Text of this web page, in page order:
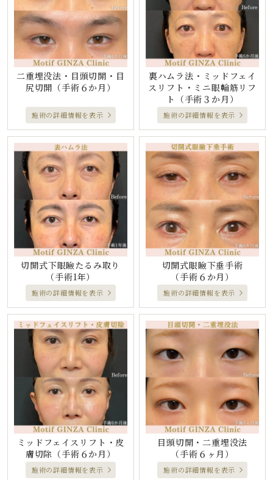
二重埋没法・目頭切開・目
尻切開 （手術６か月）
施術の詳細情報を表示
裏ハムラ法・ミッドフェイ
スリフト・ミニ眼輪筋リフ
ト
（手術３か月）
施術の詳細情報を表示
切開式下眼瞼たるみ取り
（手術1年）
施術の詳細情報を表示
切開式眼瞼下垂手術
（手術６か月）
施術の詳細情報を表示
ミッドフェイスリフト・皮
膚切除 （手術６か月）
施術の詳細情報を表示
目頭切開・二重埋没法
（手術６ヶ月）
施術の詳細情報を表示